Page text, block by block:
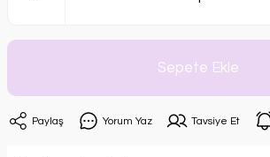
Sepete Ekle
Paylaş Yorum Yaz Tavsiye Et